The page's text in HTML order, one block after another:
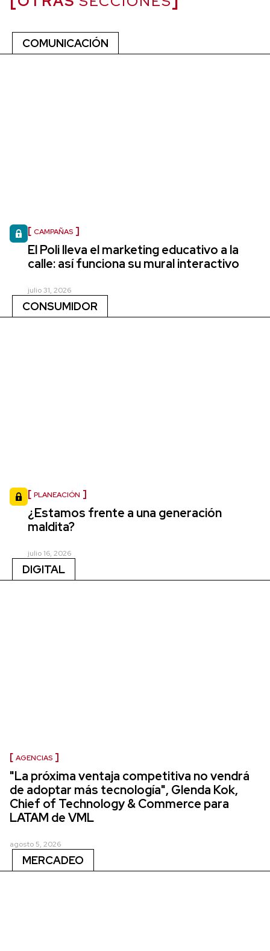
COMUNICACIÓN
CAMPAÑAS
El Poli lleva el marketing educativo a la
calle: así funciona su mural interactivo
julio 31, 2026
CONSUMIDOR
PLANEACIÓN
¿Estamos frente a una generación
maldita?
julio 16, 2026
DIGITAL
AGENCIAS
"La próxima ventaja competitiva no vendrá
de adoptar más tecnología", Glenda Kok,
Chief of Technology & Commerce para
LATAM de VML
agosto 5, 2026
MERCADEO